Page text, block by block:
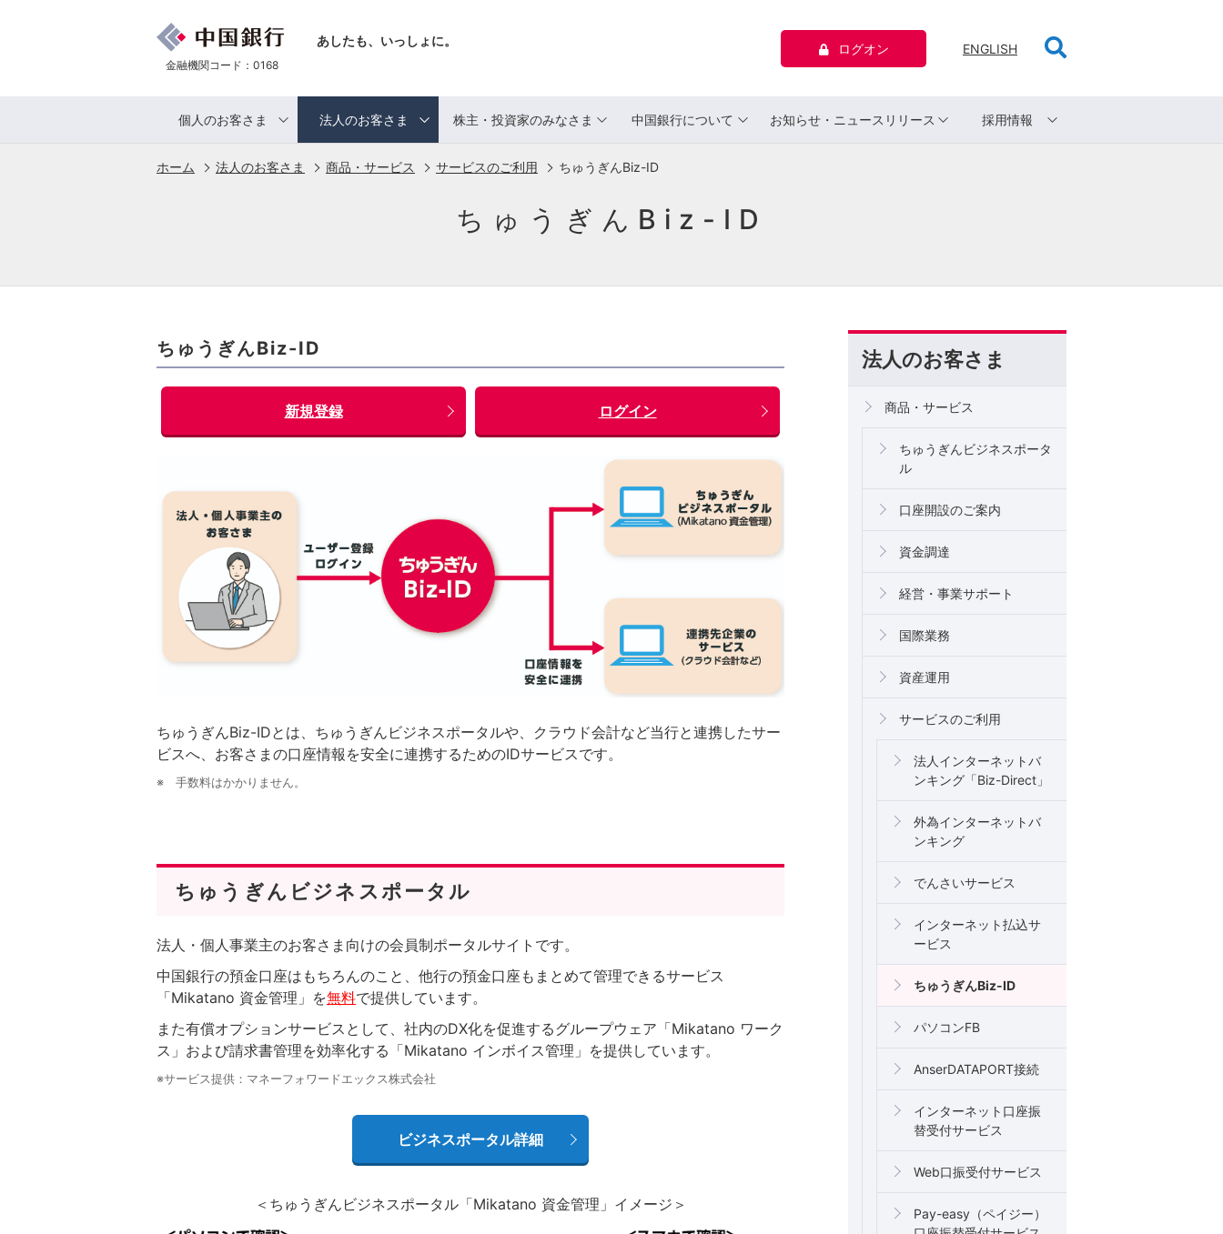
あしたも、いっしょに。
金融機関コード：0168
ログオン ENGLISH
個人のお客さま 法人のお客さま 株主・投資家のみなさま 中国銀行について お知らせ・ニュースリリース 採用情報
ホーム 法人のお客さま 商品・サービス サービスのご利用 ちゅうぎんBiz-ID
ちゅうぎんBiz-ID
ちゅうぎんBiz-ID
新規登録 ログイン
ちゅうぎんBiz-IDとは、ちゅうぎんビジネスポータルや、クラウド会計など当行と連携したサー
ビスへ、お客さまの口座情報を安全に連携するためのIDサービスです。
※ 手数料はかかりません。
ちゅうぎんビジネスポータル
法人・個人事業主のお客さま向けの会員制ポータルサイトです。
中国銀行の預金口座はもちろんのこと、他行の預金口座もまとめて管理できるサービス
「Mikatano 資金管理」を無料で提供しています。
また有償オプションサービスとして、社内のDX化を促進するグループウェア「Mikatano ワーク
ス」および請求書管理を効率化する「Mikatano インボイス管理」を提供しています。
※サービス提供：マネーフォワードエックス株式会社
ビジネスポータル詳細
＜ちゅうぎんビジネスポータル「Mikatano 資金管理」イメージ＞
法人のお客さま
商品・サービス
ちゅうぎんビジネスポータ
ル
口座開設のご案内
資金調達
経営・事業サポート
国際業務
資産運用
サービスのご利用
法人インターネットバ
ンキング「Biz-Direct」
外為インターネットバ
ンキング
でんさいサービス
インターネット払込サ
ービス
ちゅうぎんBiz-ID
パソコンFB
AnserDATAPORT接続
インターネット口座振
替受付サービス
Web口振受付サービス
Pay-easy（ペイジー）